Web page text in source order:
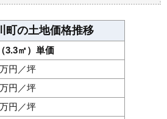
の土地価格推移
3.3㎡）単価
円／坪
円／坪
円／坪